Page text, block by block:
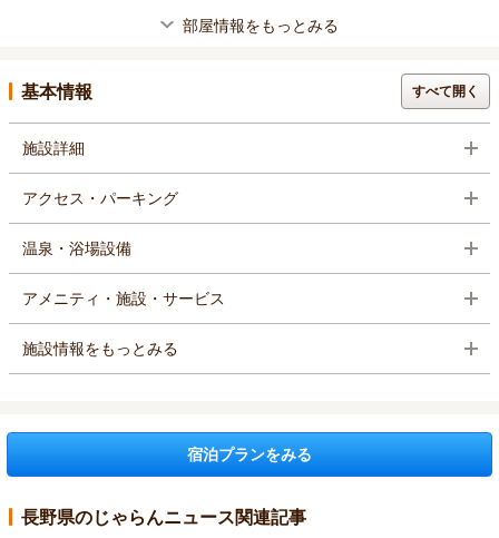
部屋情報をもっとみる
基本情報 すべて開く
施設詳細
アクセス・パーキング
温泉・浴場設備
アメニティ・施設・サービス
施設情報をもっとみる
宿泊プランをみる
長野県のじゃらんニュース関連記事